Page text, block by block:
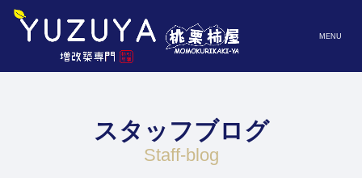
MENU
スタッフブログ
staff-blog